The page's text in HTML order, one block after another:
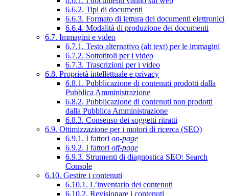
6.6.2. Tipi di documenti
6.6.3. Formato di lettura dei documenti elettronici
6.6.4. Modalità di produzione dei documenti
6.7. Immagini e video
6.7.1. Testo alternativo (alt text) per le immagini
6.7.2. Sottotitoli per i video
6.7.3. Trascrizioni per i video
6.8. Proprietà intellettuale e privacy
6.8.1. Pubblicazione di contenuti prodotti dalla
Pubblica Amministrazione
6.8.2. Pubblicazione di contenuti non prodotti
dalla Pubblica Amministrazione
6.8.3. Consenso dei soggetti ritratti
6.9. Ottimizzazione per i motori di ricerca (SEO)
6.9.1. I fattori on-page
6.9.2. I fattori off-page
6.9.3. Strumenti di diagnostica SEO: Search
Console
6.10. Gestire i contenuti
6.10.1. L’inventario dei contenuti
6.10.2. Revisionare i contenuti